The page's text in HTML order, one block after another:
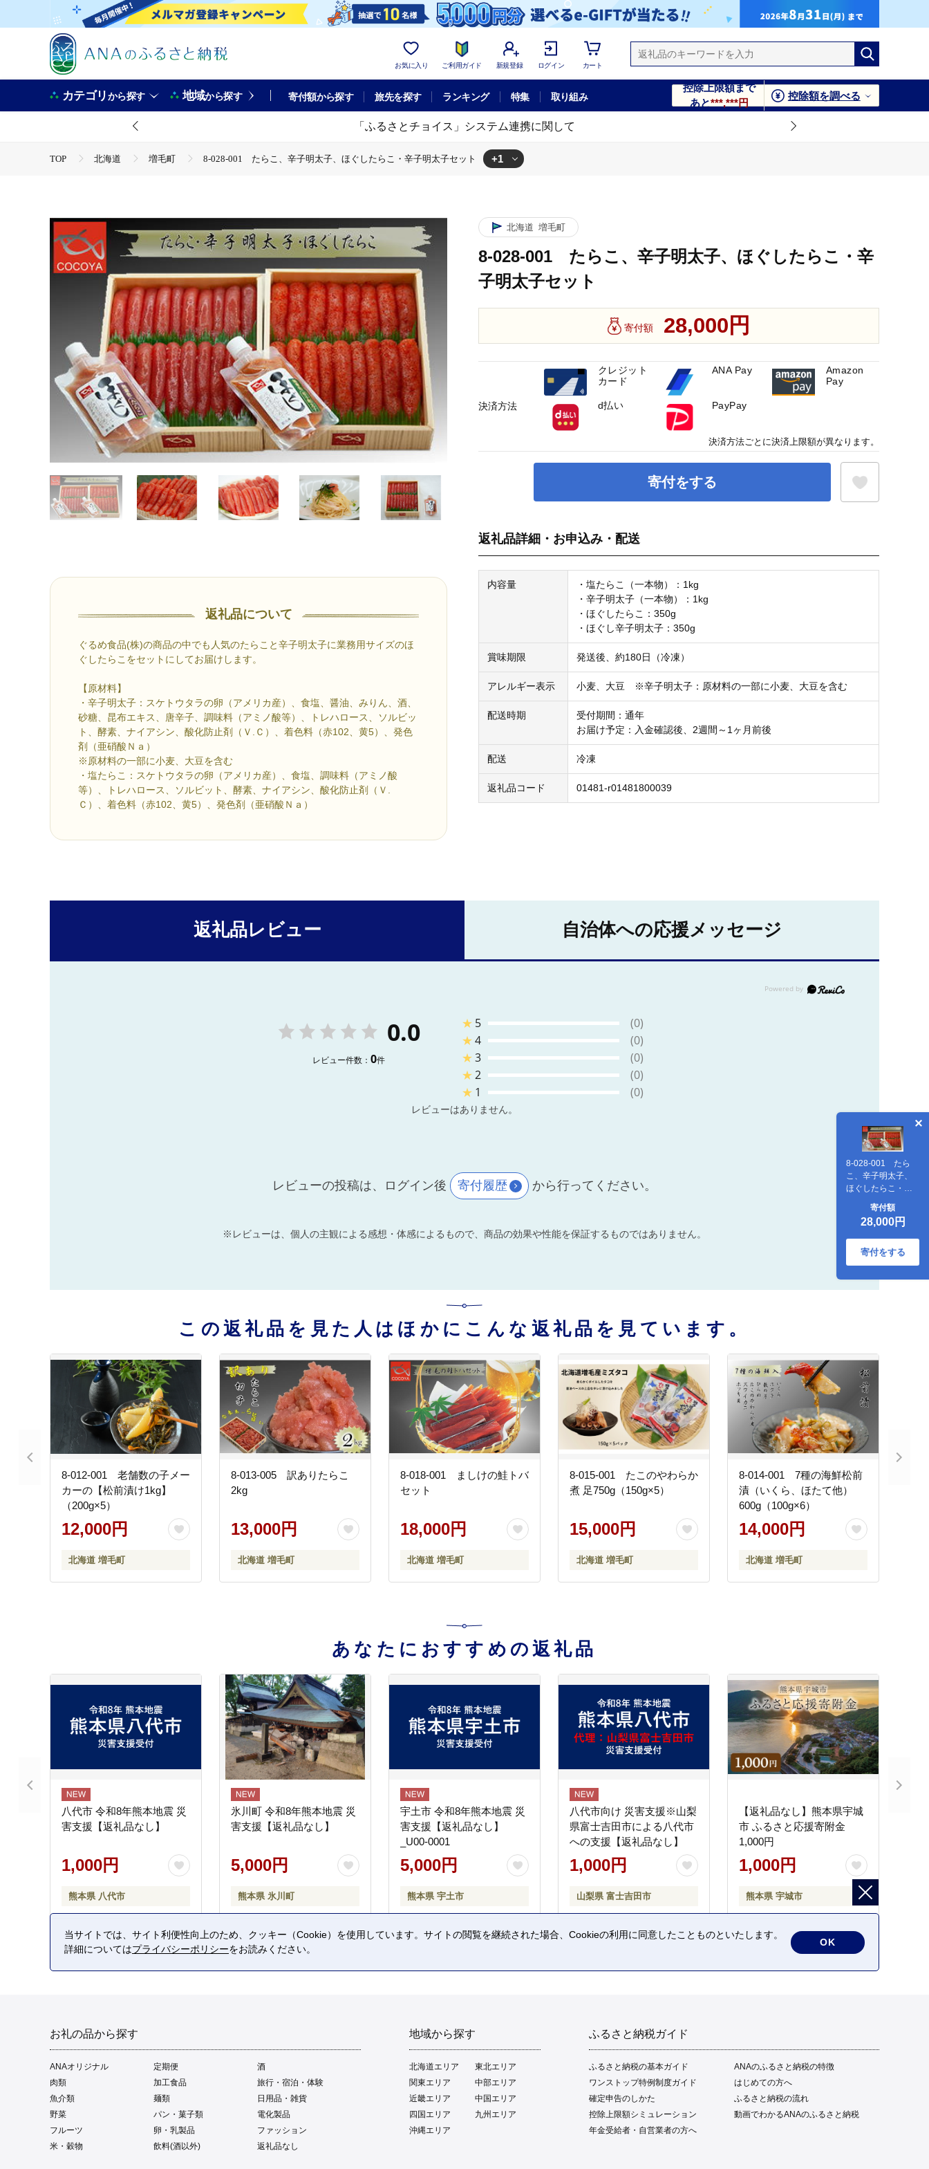
お気に入り ご利用ガイド 新規登録 ログイン カート
カテゴリから探す 地域から探す 寄付額から探す 旅先を探す ランキング 特集 取り組み
控除上限額まで
あと***,***円
控除額を調べる
「ふるさとチョイス」システム連携に関して
TOP 北海道 増毛町 8-028-001 たらこ、辛子明太子、ほぐしたらこ・辛子明太子セット +1
返礼品について
ぐるめ食品(株)の商品の中でも人気のたらこと辛子明太子に業務用サイズのほ
ぐしたらこをセットにしてお届けします。
【原材料】
・辛子明太子：スケトウタラの卵（アメリカ産）、食塩、醤油、みりん、酒、
砂糖、昆布エキス、唐辛子、調味料（アミノ酸等）、トレハロース、ソルビッ
ト、酵素、ナイアシン、酸化防止剤（Ｖ.Ｃ）、着色料（赤102、黄5）、発色
剤（亜硝酸Ｎａ）
※原材料の一部に小麦、大豆を含む
・塩たらこ：スケトウタラの卵（アメリカ産）、食塩、調味料（アミノ酸
等）、トレハロース、ソルビット、酵素、ナイアシン、酸化防止剤（Ｖ.
Ｃ）、着色料（赤102、黄5）、発色剤（亜硝酸Ｎａ）
北海道 増毛町
8-028-001 たらこ、辛子明太子、ほぐしたらこ・辛
子明太子セット
寄付額 28,000円
寄付をする
8-028-001 たら
こ、辛子明太子、
ほぐしたらこ・辛
子明太子セット
寄付額
28,000円
寄付をする
返礼品詳細・お申込み・配送
内容量
・塩たらこ（一本物）：1kg
・辛子明太子（一本物）：1kg
・ほぐしたらこ：350g
・ほぐし辛子明太子：350g
賞味期限 発送後、約180日（冷凍）
アレルギー表示 小麦、大豆 ※辛子明太子：原材料の一部に小麦、大豆を含む
配送時期
受付期間：通年
お届け予定：入金確認後、2週間～1ヶ月前後
配送 冷凍
返礼品コード 01481-r01481800039
決済方法
クレジット
カード
ANA Pay
Amazon
Pay
d払い PayPay
決済方法ごとに決済上限額が異なります。
返礼品レビュー 自治体への応援メッセージ
0.0
レビュー件数： 0件
★ 5
(0)
★4
(0)
★3
(0)
★2
(0)
★ 1 (0)
レビューはありません。
レビューの投稿は、ログイン後 寄付履歴 から行ってください。
※レビューは、個人の主観による感想・体感によるもので、商品の効果や性能を保証するものではありません。
この返礼品を見た人はほかにこんな返礼品を見ています。
8-012-001 老舗数の子メー
カーの【松前漬け1kg】
（200g×5）
12,000円
北海道 増毛町
8-013-005 訳ありたらこ
2kg
13,000円
北海道 増毛町
8-018-001 ましけの鮭トバ
セット
18,000円
北海道 増毛町
8-015-001 たこのやわらか
煮 足750g（150g×5）
15,000円
北海道 増毛町
8-014-001 7種の海鮮松前
漬（いくら、ほたて他）
600g（100g×6）
14,000円
北海道 増毛町
あなたにおすすめの返礼品
八代市 令和8年熊本地震 災
害支援【返礼品なし】
1,000円
熊本県 八代市
氷川町 令和8年熊本地震 災
害支援【返礼品なし】
5,000円
熊本県 氷川町
宇土市 令和8年熊本地震 災
害支援【返礼品なし】
_U00-0001
5,000円
熊本県 宇土市
八代市向け 災害支援※山梨
県富士吉田市による八代市
への支援【返礼品なし】
1,000円
山梨県 富士吉田市
【返礼品なし】熊本県宇城
市 ふるさと応援寄附金
1,000円
1,000円
熊本県 宇城市
お礼の品から探す
ANAオリジナル 定期便
酒
肉類
加工食品
旅行・宿泊・体験
魚介類
麺類
日用品・雑貨
野菜
パン・菓子類
電化製品
フルーツ
卵・乳製品
ファッション
米・穀物
飲料(酒以外) 返礼品なし
地域から探す
北海道エリア
東北エリア
関東エリア
中部エリア
近畿エリア
中国エリア
四国エリア
九州エリア
沖縄エリア
ふるさと納税ガイド
ふるさと納税の基本ガイド
ANAのふるさと納税の特徴
ワンストップ特例制度ガイド
はじめての方へ
確定申告のしかた
ふるさと納税の流れ
控除上限額シミュレーション
動画でわかるANAのふるさと納税
年金受給者・自営業者の方へ
当サイトでは、サイト利便性向上のため、クッキー（Cookie）を使用しています。サイトの閲覧を継続された場合、Cookieの利用に同意したことものといたします。
詳細についてはプライバシーポリシーをお読みください。
OK